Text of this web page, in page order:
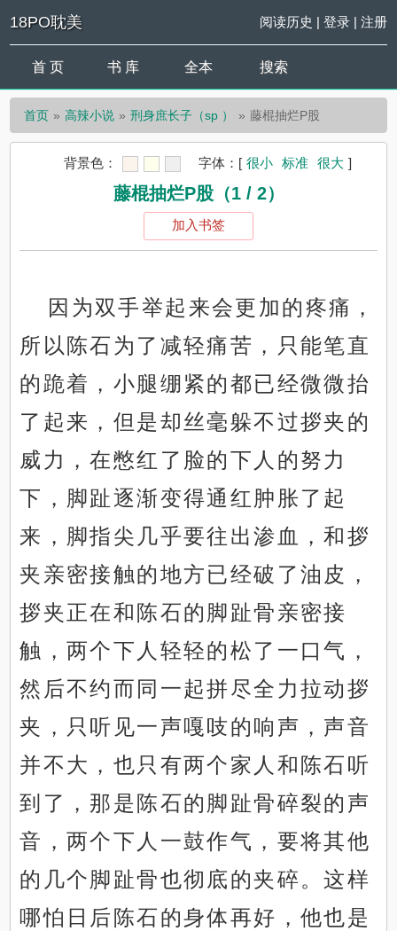
18PO耽美 阅读历史 | 登录| 注册
首 页 书 库 全本 搜索
首页 高辣小说 刑身庶长子（sp ） 藤棍抽烂P股
背景色： 字体： [ 很小 标准 很大 ]
藤棍抽烂P股（1 / 2）
加入书签
因为双手举起来会更加的疼痛，
所以陈石为了减轻痛苦，只能笔直
的跪着，小腿绷紧的都已经微微抬
了起来，但是却丝毫躲不过拶夹的
威力，在憋红了脸的下人的努力
下，脚趾逐渐变得通红肿胀了起
来，脚指尖几乎要往出渗血，和拶
夹亲密接触的地方已经破了油皮，
拶夹正在和陈石的脚趾骨亲密接
触，两个下人轻轻的松了一口气，
然后不约而同一起拼尽全力拉动拶
夹，只听见一声嘎吱的响声，声音
并不大，也只有两个家人和陈石听
到了，那是陈石的脚趾骨碎裂的声
音，两个下人一鼓作气，要将其他
的几个脚趾骨也彻底的夹碎。这样
哪怕日后陈石的身体再好，他也是